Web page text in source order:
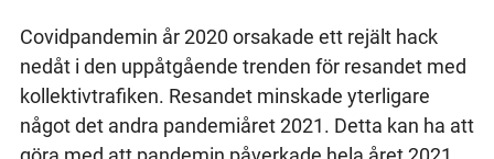
Covidpandemin år 2020 orsakade ett rejält hack
nedåt i den uppåtgående trenden för resandet med
kollektivtrafiken. Resandet minskade yterligare
något det andra pandemiåret 2021. Detta kan ha att